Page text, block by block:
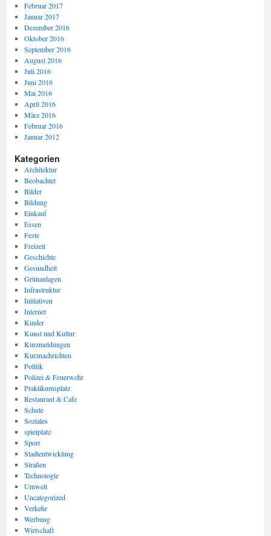
Februar 2017
Januar 2017
Dezember 2016
Oktober 2016
September 2016
August 2016
Juli 2016
Juni 2016
Mai 2016
April 2016
März 2016
Februar 2016
Januar 2012
Kategorien
Architektur
Beobachtet
Bilder
Bildung
Einkauf
Essen
Feste
Freizeit
Geschichte
Gesundheit
Grünanlagen
Infrastruktur
Initiativen
Internet
Kinder
Kunst und Kultur
Kurzmeldungen
Kurznachrichten
Politik
Polizei & Feuerwehr
Praktikumsplatz
Restaurant & Cafe
Schule
Soziales
spielplatz
Sport
Stadtentwicklung
Straßen
Technologie
Umwelt
Uncategorized
Verkehr
Werbung
Wirtschaft